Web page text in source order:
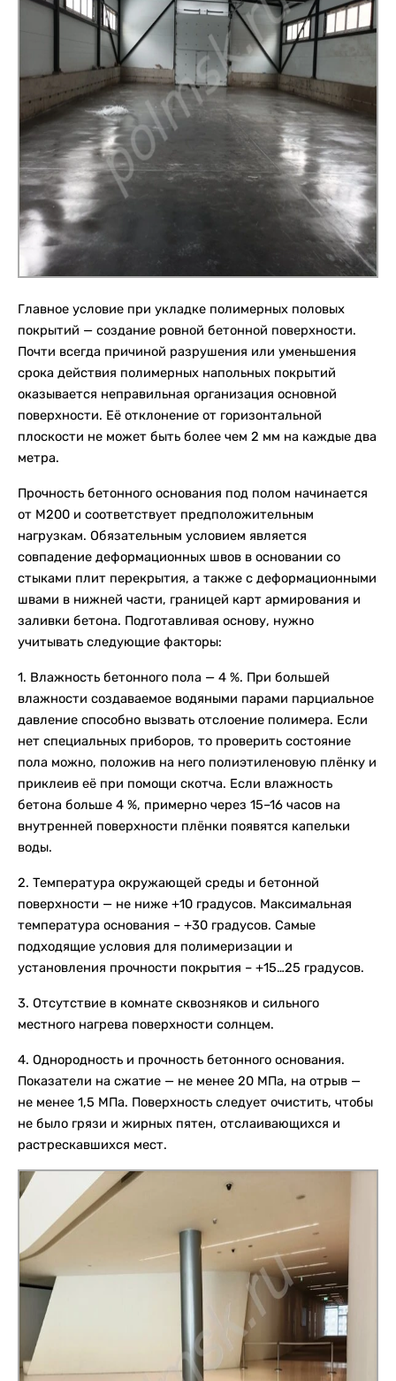
Главное условие при укладке полимерных половых
покрытий — создание ровной бетонной поверхности.
Почти всегда причиной разрушения или уменьшения
срока действия полимерных напольных покрытий
оказывается неправильная организация основной
поверхности. Её отклонение от горизонтальной
плоскости не может быть более чем 2 мм на каждые два
метра.
Прочность бетонного основания под полом начинается
от М200 и соответствует предположительным
нагрузкам. Обязательным условием является
совпадение деформационных швов в основании со
стыками плит перекрытия, а также с деформационными
швами в нижней части, границей карт армирования и
заливки бетона. Подготавливая основу, нужно
учитывать следующие факторы:
1. Влажность бетонного пола — 4 %. При большей
влажности создаваемое водяными парами парциальное
давление способно вызвать отслоение полимера. Если
нет специальных приборов, то проверить состояние
пола можно, положив на него полиэтиленовую плёнку и
приклеив её при помощи скотча. Если влажность
бетона больше 4 %, примерно через 15–16 часов на
внутренней поверхности плёнки появятся капельки
воды.
2. Температура окружающей среды и бетонной
поверхности — не ниже +10 градусов. Максимальная
температура основания – +30 градусов. Самые
подходящие условия для полимеризации и
установления прочности покрытия – +15…25 градусов.
3. Отсутствие в комнате сквозняков и сильного
местного нагрева поверхности солнцем.
4. Однородность и прочность бетонного основания.
Показатели на сжатие — не менее 20 МПа, на отрыв —
не менее 1,5 МПа. Поверхность следует очистить, чтобы
не было грязи и жирных пятен, отслаивающихся и
растрескавшихся мест.